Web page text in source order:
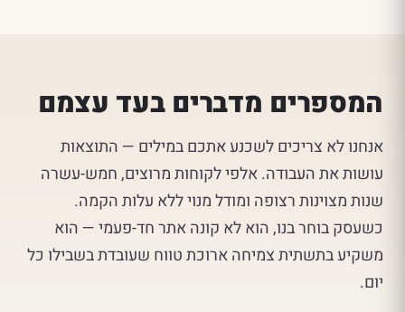
המספרים מדברים בעד עצמם
אנחנו לא צריכים לשכנע אתכם במילים — התוצאות
עושות את העבודה. אלפי לקוחות מרוצים, חמש-עשרה
שנות מצוינות רצופה ומודל מנוי ללא עלות הקמה.
כשעסק בוחר בנו, הוא לא קונה אתר חד-פעמי — הוא
משקיע בתשתית צמיחה ארוכת טווח שעובדת בשבילו כל
יום.